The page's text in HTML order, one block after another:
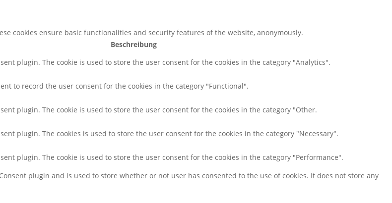
cookies ensure basic functionalities and security features of the website, anonymously.
Beschreibung
plugin. The cookie is used to store the user consent for the cookies in the category "Analytics".
to record the user consent for the cookies in the category "Functional".
plugin. The cookie is used to store the user consent for the cookies in the category "Other.
plugin. The cookies is used to store the user consent for the cookies in the category "Necessary".
plugin. The cookie is used to store the user consent for the cookies in the category "Performance".
plugin and is used to store whether or not user has consented to the use of cookies. It does not store any